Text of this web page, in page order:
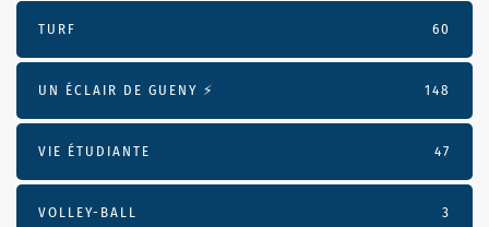
TURF 60
UN ÉCLAIR DE GUENY ⚡️ 148
VIE ÉTUDIANTE 47
VOLLEY-BALL 3